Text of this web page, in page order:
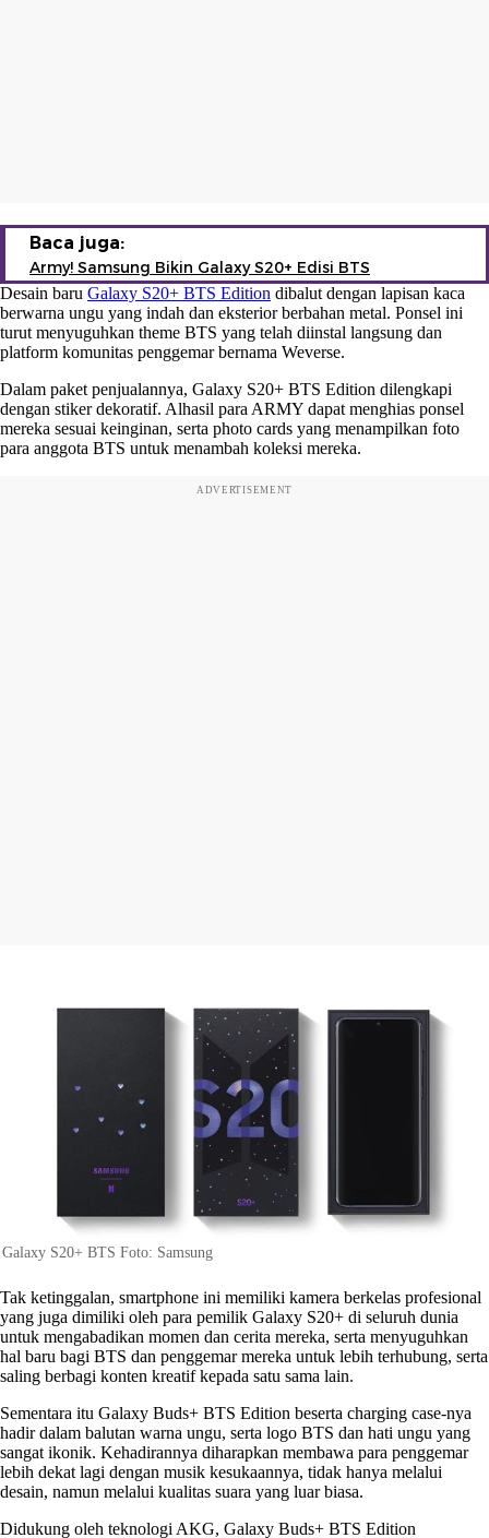
Baca juga:
Army! Samsung Bikin Galaxy S20+ Edisi BTS
Desain baru Galaxy S20+ BTS Edition dibalut dengan lapisan kaca
berwarna ungu yang indah dan eksterior berbahan metal. Ponsel ini
turut menyuguhkan theme BTS yang telah diinstal langsung dan
platform komunitas penggemar bernama Weverse.
Dalam paket penjualannya, Galaxy S20+ BTS Edition dilengkapi
dengan stiker dekoratif. Alhasil para ARMY dapat menghias ponsel
mereka sesuai keinginan, serta photo cards yang menampilkan foto
para anggota BTS untuk menambah koleksi mereka.
ADVERTISEMENT
Galaxy S20+ BTS Foto: Samsung
Tak ketinggalan, smartphone ini memiliki kamera berkelas profesional
yang juga dimiliki oleh para pemilik Galaxy S20+ di seluruh dunia
untuk mengabadikan momen dan cerita mereka, serta menyuguhkan
hal baru bagi BTS dan penggemar mereka untuk lebih terhubung, serta
saling berbagi konten kreatif kepada satu sama lain.
Sementara itu Galaxy Buds+ BTS Edition beserta charging case-nya
hadir dalam balutan warna ungu, serta logo BTS dan hati ungu yang
sangat ikonik. Kehadirannya diharapkan membawa para penggemar
lebih dekat lagi dengan musik kesukaannya, tidak hanya melalui
desain, namun melalui kualitas suara yang luar biasa.
Didukung oleh teknologi AKG, Galaxy Buds+ BTS Edition